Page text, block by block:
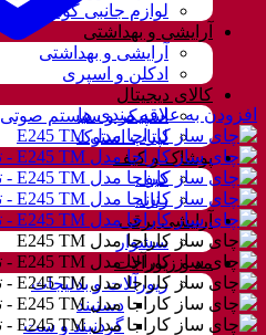
لوازم جانبی کوهنوردی
آرایشی و بهداشتی
آرایشی و بهداشتی
ادکلن و اسپری
کالای دیجیتال
اسپیکر و سیستم صوتی
لپتاب استوک
پوشاک و کیف
کیف
زنانه
آرایشی برقی
سشوار
مد و زیورآلات
زیورآلات و بدلیجات
دستبند
گردنبند و ست
افزودن به علاقه مندی ها